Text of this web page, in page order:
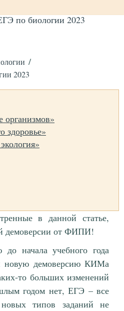
по биологии 2023
2023
организмов»
здоровье»
в данной статье,
демоверсии от ФИПИ!
до начала учебного года
новую демоверсию КИМа
то больших изменений
годом нет, ЕГЭ – все
типов заданий не